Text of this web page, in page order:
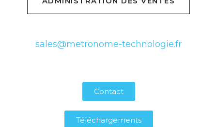
sales@metronome-technologie.fr
Contact
Téléchargements